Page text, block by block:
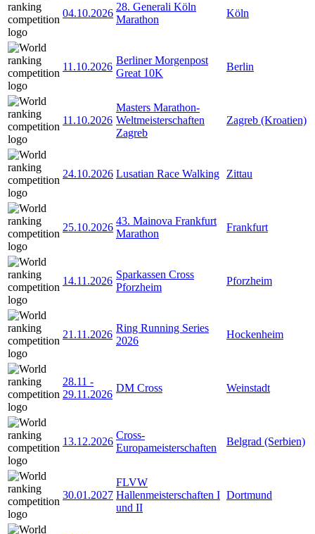
04.10.2026
28. Generali Köln
Marathon
Köln
11.10.2026
Berliner Morgenpost
Great 10K
Berlin
11.10.2026
Masters Marathon-
Weltmeisterschaften
Zagreb
Zagreb (Kroatien)
24.10.2026 Lusatian Race Walking Zittau
25.10.2026
43. Mainova Frankfurt
Marathon
Frankfurt
14.11.2026
Sparkassen Cross
Pforzheim
Pforzheim
21.11.2026
Ring Running Series
2026
Hockenheim
28.11 -
29.11.2026
DM Cross Weinstadt
13.12.2026
Cross-
Europameisterschaften
Belgrad (Serbien)
30.01.2027
FLVW
Hallenmeisterschaften I
und II
Dortmund